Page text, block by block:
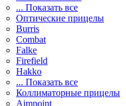
... Показать все
Оптические прицелы
Burris
Combat
Falke
Firefield
Hakko
... Показать все
Коллиматорные прицелы
Aimpoint